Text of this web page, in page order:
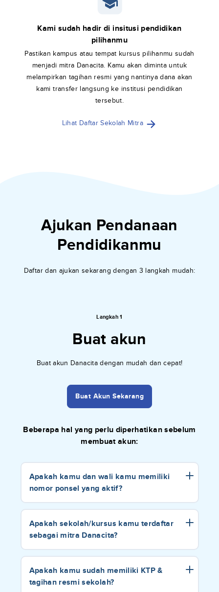
Kami sudah hadir di insitusi pendidikan
pilihanmu
Pastikan kampus atau tempat kursus pilihanmu sudah
menjadi mitra Danacita. Kamu akan diminta untuk
melampirkan tagihan resmi yang nantinya dana akan
kami transfer langsung ke institusi pendidikan
tersebut.
Lihat Daftar Sekolah Mitra
Ajukan Pendanaan
Pendidikanmu
Daftar dan ajukan sekarang dengan 3 langkah mudah:
Langkah 1
Buat akun
Buat akun Danacita dengan mudah dan cepat!
Buat Akun Sekarang
Beberapa hal yang perlu diperhatikan sebelum
membuat akun:
Apakah kamu dan wali kamu memiliki
nomor ponsel yang aktif?
Apakah sekolah/kursus kamu terdaftar
sebagai mitra Danacita?
Apakah kamu sudah memiliki KTP &
tagihan resmi sekolah?